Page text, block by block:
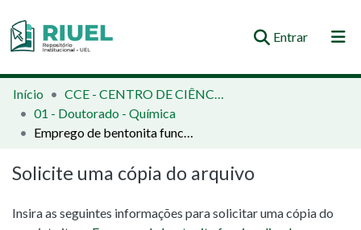
Entrar(current)
Orientações e Normas
Comunidades e Coleções
Início
CCE - CENTRO DE CIÊNCIAS EXATAS
01 - Doutorado - Química
Emprego de bentonita funcionalizada com nanopartículas de magnetita sintetizadas a partir de lama de mineração para a remoção de ferro e manganês da água
Solicite uma cópia do arquivo
Insira as seguintes informações para solicitar uma cópia do